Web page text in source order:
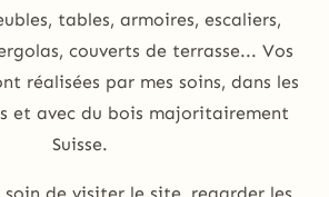
tables, armoires, escaliers,
couverts de terrasse... Vos
réalisées par mes soins, dans les
et avec du bois majoritairement
Suisse.
soin de visiter le site, regarder les